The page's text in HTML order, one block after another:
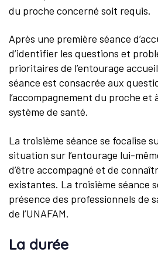
du proche concerné soit requis.
Après une première séance
d’identifier les questions et
prioritaires de l’entourage
séance est consacrée aux
l’accompagnement du proche et
système de santé.
La troisième séance se focalise
situation sur l’entourage lui-
d’être accompagné et de
existantes. La troisième séance
présence des professionnels de
de l’UNAFAM.
La durée